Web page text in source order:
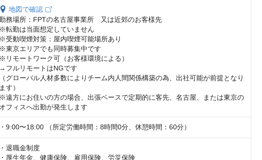
地図で確認
務場所：FPTの名古屋事業所　又は近郊のお客様先
※転勤は当面想定していません
※受動喫煙対策：屋内喫煙可能場所あり
※東京エリアでも同時募集中です
※リモートワーク可（お客様環境による）
→フルリモートはNGです
（グローバル人材多数によりチーム内人間関係構築の為、出社可能が前提となり
ます）
※遠方にお住いの方の場合、出張ベースで定期的に客先、名古屋、または東京の
オフィスへ出勤が発生します
・9:00〜18:00 （所定労働時間：8時間0分、休憩時間：60分）
・退職金制度
・厚生年金、健康保険、雇用保険、労災保険